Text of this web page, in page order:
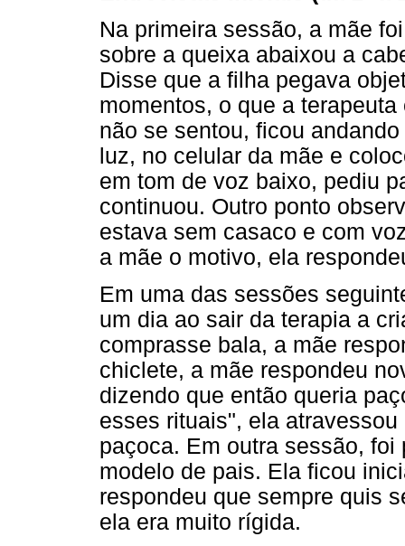
Na primeira sessão, a mãe
sobre a queixa abaixou a
Disse que a filha pegava
momentos, o que a
não se sentou, ficou
luz, no celular da mãe e
em tom de voz baixo, pediu
continuou. Outro ponto
estava sem casaco e com
a mãe o motivo, ela
Em uma das sessões
um dia ao sair da terapia a
comprasse bala, a mãe
chiclete, a mãe respondeu
dizendo que então queria
esses rituais", ela
paçoca. Em outra sessão,
modelo de pais. Ela ficou
respondeu que sempre quis
ela era muito rígida.